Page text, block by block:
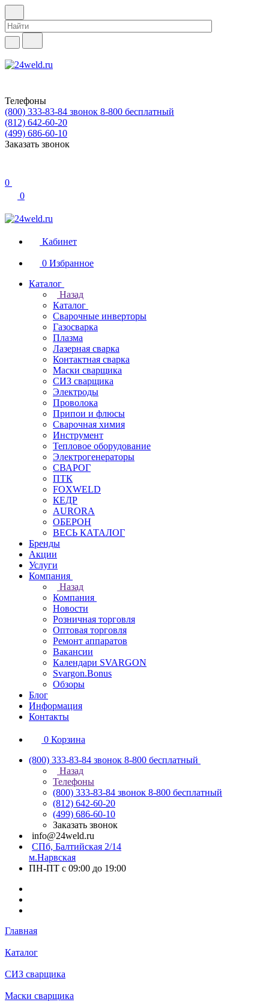
Телефоны
(800) 333-83-84 звонок 8-800 бесплатный
(812) 642-60-20
(499) 686-60-10
Заказать звонок
0
0
Кабинет
0 Избранное
Каталог
Назад
Каталог
Сварочные инверторы
Газосварка
Плазма
Лазерная сварка
Контактная сварка
Маски сварщика
СИЗ сварщика
Электроды
Проволока
Припои и флюсы
Сварочная химия
Инструмент
Тепловое оборудование
Электрогенераторы
СВАРОГ
ПТК
FOXWELD
КЕДР
AURORA
ОБЕРОН
ВЕСЬ КАТАЛОГ
Бренды
Акции
Услуги
Компания
Назад
Компания
Новости
Розничная торговля
Оптовая торговля
Ремонт аппаратов
Вакансии
Календари SVARGON
Svargon.Bonus
Обзоры
Блог
Информация
Контакты
0 Корзина
(800) 333-83-84 звонок 8-800 бесплатный
Назад
Телефоны
(800) 333-83-84 звонок 8-800 бесплатный
(812) 642-60-20
(499) 686-60-10
Заказать звонок
info@24weld.ru
СПб, Балтийская 2/14
м.Нарвская
ПН-ПТ с 09:00 до 19:00
Главная
Каталог
СИЗ сварщика
Маски сварщика